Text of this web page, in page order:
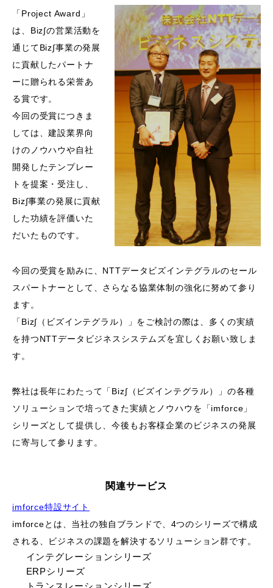
「Project Award」
は、Biz∫の営業活動を
通じてBiz∫事業の発展
に貢献したパートナ
ーに贈られる栄誉あ
る賞です。
今回の受賞につきま
しては、建設業界向
けのノウハウや自社
開発したテンプレー
トを提案・受注し、
Biz∫事業の発展に貢献
した功績を評価いた
だいたものです。
今回の受賞を励みに、NTTデータビズインテグラルのセール
スパートナーとして、さらなる協業体制の強化に努めて参り
ます。
「Biz∫（ビズインテグラル）」をご検討の際は、多くの実績
を持つNTTデータビジネスシステムズを宜しくお願い致しま
す。
弊社は長年にわたって「Biz∫（ビズインテグラル）」の各種
ソリューションで培ってきた実績とノウハウを「imforce」
シリーズとして提供し、今後もお客様企業のビジネスの発展
に寄与して参ります。
関連サービス
imforce特設サイト
imforceとは、当社の独自ブランドで、4つのシリーズで構成
される、ビジネスの課題を解決するソリューション群です。
インテグレーションシリーズ
ERPシリーズ
トランスレーションシリーズ